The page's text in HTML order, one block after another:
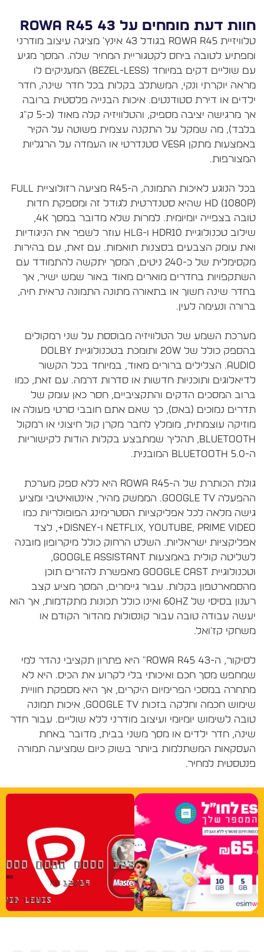
חוות דעת מומחים על ROWA R45 43
טלוויזיית Rowa R45 בגודל 43 אינץ' מציגה עיצוב מודרני
ומפתיע לטובה ביחס לקטגוריית המחיר שלה. המסך מגיע
עם שוליים דקים במיוחד (Bezel-less) המעניקים לו
מראה יוקרתי ונקי, המשתלב בקלות בכל חדר שינה, חדר
ילדים או דירת סטודנטים. איכות הבנייה פלסטית ברובה
אך מרגישה יציבה מספיק, והטלוויזיה קלה מאוד (כ-5 ק"ג
בלבד), מה שמקל על התקנה עצמית פשוטה על הקיר
באמצעות מתקן VESA סטנדרטי או העמדה על הרגליות
המצורפות.
בכל הנוגע לאיכות התמונה, ה-R45 מציעה רזולוציית Full
HD (1080p) שהיא סטנדרטית לגודל זה ומספקת חדות
טובה בצפייה יומיומית. למרות שלא מדובר במסך 4K,
שילוב טכנולוגיית HDR10 ו-HLG עוזר לשפר את הניגודיות
ואת עומק הצבעים בסצנות תואמות. עם זאת, עם בהירות
מקסימלית של כ-240 ניטים, המסך יתקשה להתמודד עם
השתקפויות בחדרים מוארים מאוד באור שמש ישיר, אך
בחדר שינה חשוך או בתאורה מתונה התמונה נראית חיה,
ברורה ונעימה לעין.
מערכת השמע של הטלוויזיה מבוססת על שני רמקולים
בהספק כולל של 20W ותומכת בטכנולוגיית Dolby
Audio. הצלילים ברורים מאוד, במיוחד בכל הקשור
לדיאלוגים ותוכניות חדשות או סדרות דרמה. עם זאת, כמו
ברוב המסכים הדקים והתקציביים, חסר כאן עומק של
תדרים נמוכים (באס), כך שאם אתם חובבי סרטי פעולה או
מוזיקה עוצמתית, מומלץ לחבר מקרן קול חיצוני או רמקול
Bluetooth, תהליך שמתבצע בקלות הודות לקישוריות
ה-Bluetooth 5.0 המובנית.
גולת הכותרת של ה-Rowa R45 היא ללא ספק מערכת
ההפעלה Google TV. הממשק מהיר, אינטואיטיבי ומציע
גישה מלאה לכל אפליקציות הסטרימינג הפופולריות כמו
Netflix, YouTube, Prime Video ו-Disney+, לצד
אפליקציות ישראליות. השלט הרחוק כולל מיקרופון מובנה
לשליטה קולית באמצעות Google Assistant,
וטכנולוגיית Google Cast מאפשרת להזרים תוכן
מהסמארטפון בקלות. עבור גיימרים, המסך מציע קצב
רענון בסיסי של 60Hz ואינו כולל תכונות מתקדמות, אך הוא
יעשה עבודה טובה עבור קונסולות מהדור הקודם או
משחקי קז'ואל.
לסיקור, ה-Rowa R45 43" היא פתרון תקציבי נהדר למי
שמחפש מסך חכם ואיכותי בלי לקרוע את הכיס. היא לא
מתחרה במסכי הפרימיום היקרים, אך היא מספקת חוויית
שימוש חכמה וחלקה בזכות Google TV, איכות תמונה
טובה לשימוש יומיומי ועיצוב מודרני ללא שוליים. עבור חדר
שינה, חדר ילדים או מסך משני בבית, מדובר באחת
העסקאות המשתלמות ביותר בשוק כיום שמציעה תמורה
פנטסטית למחיר.